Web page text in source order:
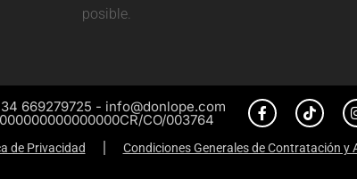
posible.
669279725 - info@donlope.com
CO/003764
de Privacidad Condiciones Generales de Contratación y